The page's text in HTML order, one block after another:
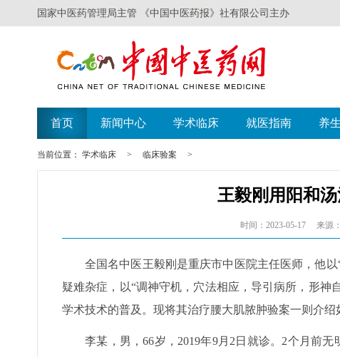
国家中医药管理局主管 《中国中医药报》社有限公司主办
首页 新闻中心 学术临床 就医指南 养
当前位置： 学术临床 > 临床验案 >
王毅刚用阳和
时间：2023-05-17 来源
全国名中医王毅刚是重庆市中医院主任医师，他
疑难杂症，以“调神守机，穴法相应，导引病所，形神
学术技术的普及。现将其治疗腰大肌脓肿验案一则介绍
李某，男，66岁，2019年9月2日就诊。2个月前